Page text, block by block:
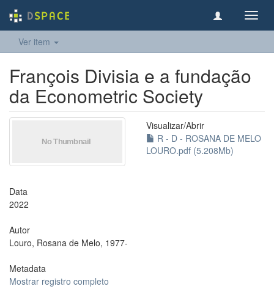
Ver item
François Divisia e a fundação
da Econometric Society
Visualizar/Abrir
R - D - ROSANA DE MELO
LOURO.pdf (5.208Mb)
Data
2022
Autor
Louro, Rosana de Melo, 1977-
Metadata
Mostrar registro completo